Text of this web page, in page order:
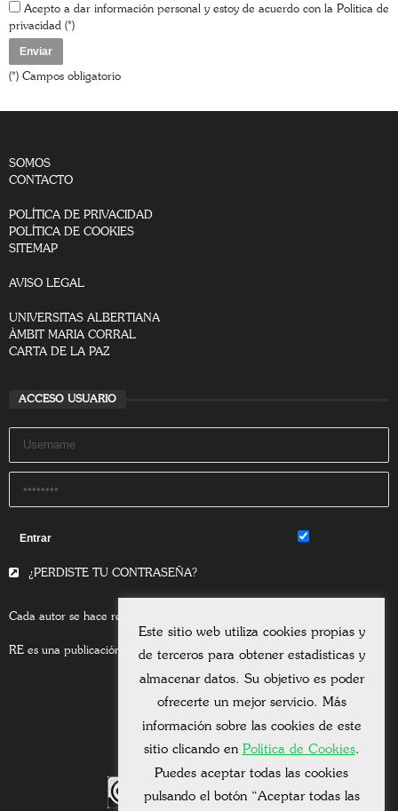
Acepto a dar información personal y estoy de acuerdo con la Política de
privacidad (*)
(*) Campos obligatorio
SOMOS
CONTACTO
POLÍTICA DE PRIVACIDAD
POLÍTICA DE COOKIES
SITEMAP
AVISO LEGAL
UNIVERSITAS ALBERTIANA
ÀMBIT MARIA CORRAL
CARTA DE LA PAZ
ACCESO USUARIO
¿PERDISTE TU CONTRASEÑA?
Cada autor se hace responsable del contenido de sus escritos.
RE es una publicación asociada a la Universitas Albertiana.
Este sitio web utiliza cookies propias y
de terceros para obtener estadísticas y
almacenar datos. Su objetivo es poder
ofrecerte un mejor servicio. Más
información sobre las cookies de este
sitio clicando en Política de Cookies.
Puedes aceptar todas las cookies
pulsando el botón “Aceptar todas las